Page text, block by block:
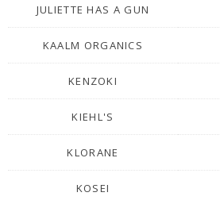
JULIETTE HAS A GUN
KAALM ORGANICS
KENZOKI
KIEHL'S
KLORANE
KOSEI